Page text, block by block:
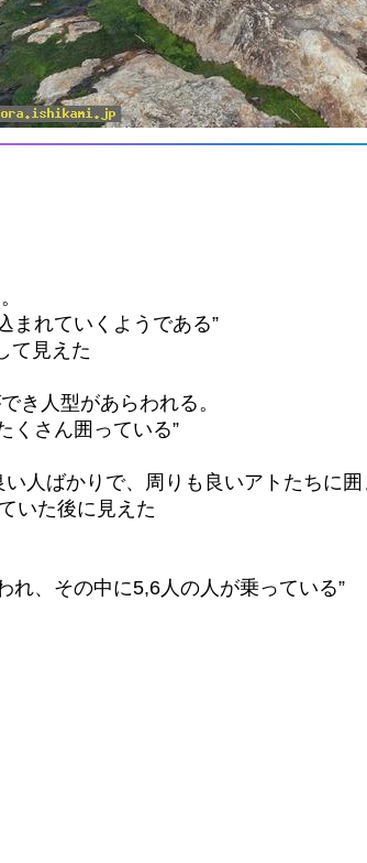
まれていくようである”
て見えた
き人型があらわれる。
くさん囲っている”
人ばかりで、周りも良いアトたちに
いた後に見えた
れ、その中に5,6人の人が乗っている”